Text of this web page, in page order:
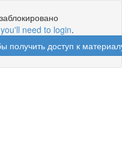
you'll need to login.
получить доступ к